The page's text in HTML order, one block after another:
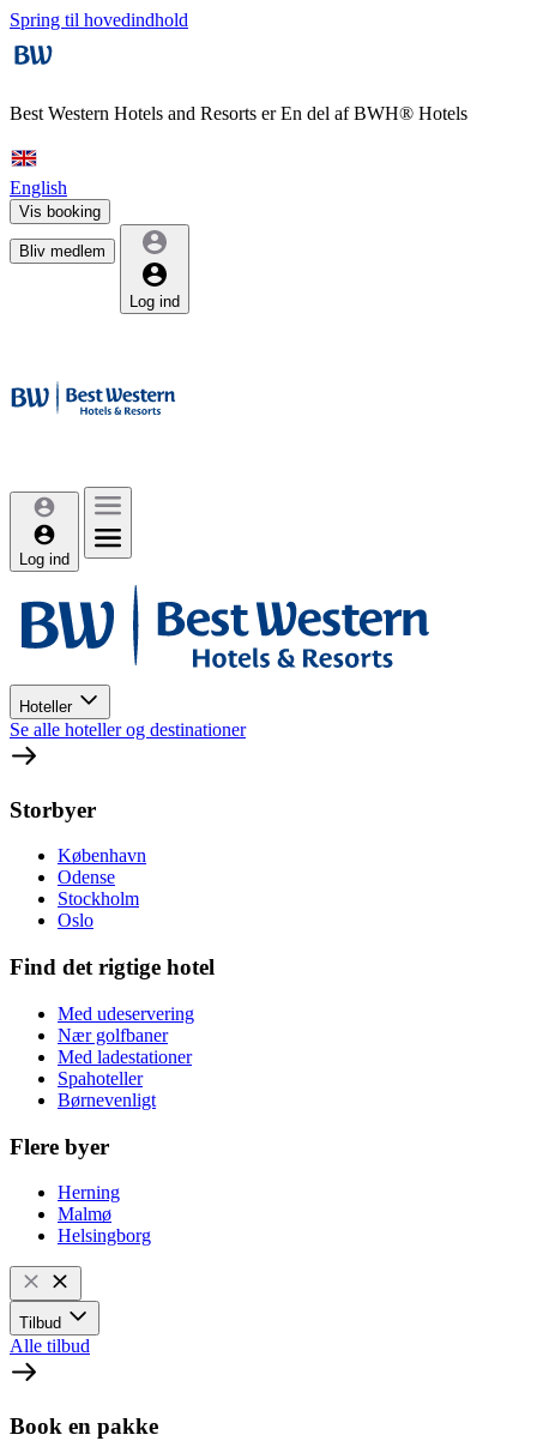
Spring til hovedindhold
Best Western Hotels and Resorts erEn del af BWH® Hotels
English
Vis booking
Bliv medlem
Log ind
Log ind
Hoteller
Se alle hoteller og destinationer
Storbyer
København
Odense
Stockholm
Oslo
Find det rigtige hotel
Med udeservering
Nær golfbaner
Med ladestationer
Spahoteller
Børnevenligt
Flere byer
Herning
Malmø
Helsingborg
Tilbud
Alle tilbud
Book en pakke